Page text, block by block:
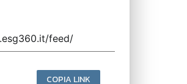
COPIA LINK